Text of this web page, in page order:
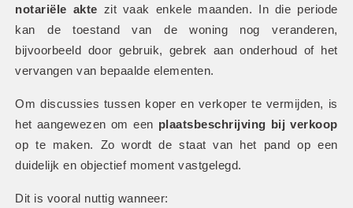
notariële akte zit vaak enkele maanden. In die periode
kan de toestand van de woning nog veranderen,
bijvoorbeeld door gebruik, gebrek aan onderhoud of het
vervangen van bepaalde elementen.
Om discussies tussen koper en verkoper te vermijden, is
het aangewezen om een plaatsbeschrijving bij verkoop
op te maken. Zo wordt de staat van het pand op een
duidelijk en objectief moment vastgelegd.
Dit is vooral nuttig wanneer: